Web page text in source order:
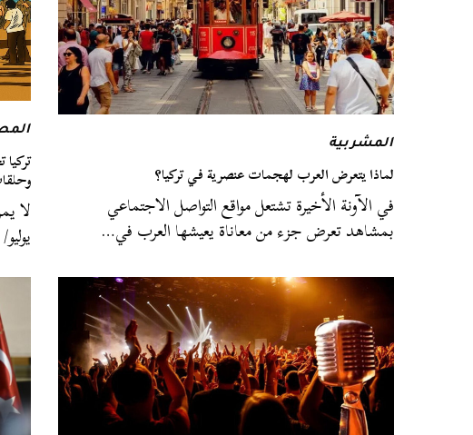
المشربية
لماذا يتعرض العرب لهجمات عنصرية في تركيا؟
في الآونة الأخيرة تشتعل مواقع التواصل الاجتماعي
بمشاهد تعرض جزء من معاناة يعيشها العرب في… يوليو/